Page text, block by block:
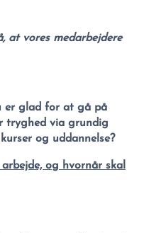
at vores medarbejdere
er glad for at gå på
tryghed via grundig
og uddannelse?
og hvornår skal